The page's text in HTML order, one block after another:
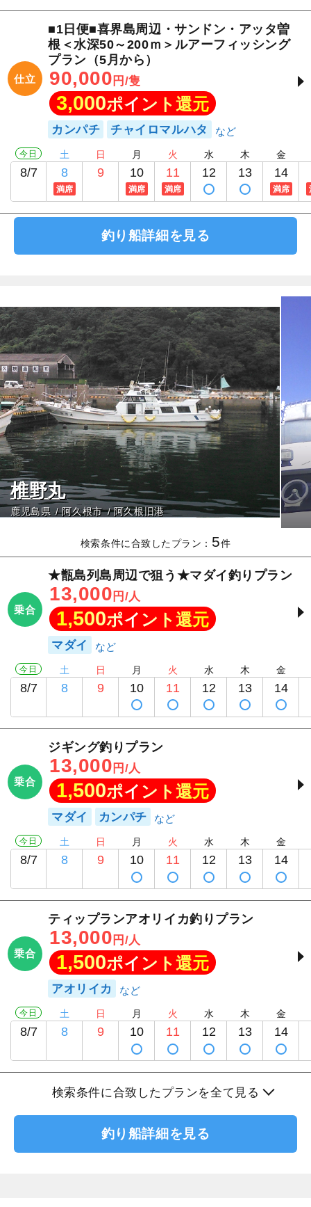
仕立
■1日便■喜界島周辺・サンドン・アッタ曽
根＜水深50～200ｍ＞ルアーフィッシング
プラン（5月から）
90,000 円/隻
3,000ポイント還元
カンパチ チャイロマルハタ
今日
8/7
土
8
満席
日
9
月
10
満席
火
11
満席
水
12
木
13
金
14
満席
釣り船詳細を見る
椎野丸
鹿児島県 阿久根市 阿久根旧港
検索条件に合致したプラン： 5件
乗合
★甑島列島周辺で狙う★マダイ釣りプラン
13,000 円/人
1,500ポイント還元
マダイ
今日
8/7
土
8
日
9
月
10
火
11
水
12
木
13
金
14
乗合
ジギング釣りプラン
13,000 円/人
1,500ポイント還元
マダイ カンパチ
今日
8/7
土
8
日
9
月
10
火
11
水
12
木
13
金
14
乗合
ティップランアオリイカ釣りプラン
13,000 円/人
1,500ポイント還元
アオリイカ
今日
8/7
土
8
日
9
月
10
火
11
水
12
木
13
金
14
検索条件に合致したプランを全て見る
釣り船詳細を見る